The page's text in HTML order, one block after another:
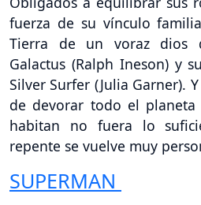
fuerza de su vínculo
Tierra de un voraz dios
Galactus (Ralph Ineson) y
Silver Surfer (Julia Garner).
de devorar todo el
habitan no fuera lo
repente se vuelve muy
SUPERMAN